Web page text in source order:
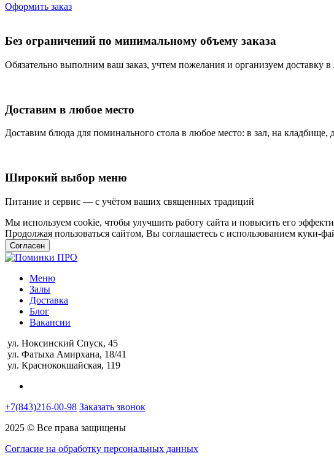
Оформить заказ
Без ограничений по минимальному объему заказа
Обязательно выполним ваш заказ, учтем пожелания и организуем доставку
Доставим в любое место
Доставим блюда для поминального стола в любое место: в зал, на
Широкий выбор меню
Питание и сервис — с учётом ваших священных традиций
Мы используем cookie, чтобы улучшить работу сайта и повысить его
Продолжая пользоваться сайтом, Вы соглашаетесь с использованием
Согласен
Меню
Залы
Доставка
Блог
Вакансии
ул. Ноксинский Спуск, 45
ул. Фатыха Амирхана, 18/41
ул. Краснококшайская, 119
+7(843)216-00-98 Заказать звонок
2025 © Все права защищены
Согласие на обработку персональных данных